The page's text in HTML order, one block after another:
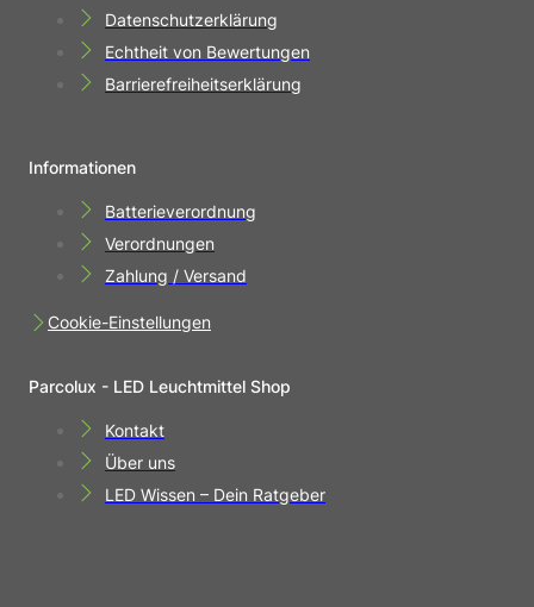
Datenschutzerklärung
Echtheit von Bewertungen
Barrierefreiheitserklärung
Informationen
Batterieverordnung
Verordnungen
Zahlung / Versand
Cookie-Einstellungen
Parcolux - LED Leuchtmittel Shop
Kontakt
Über uns
LED Wissen – Dein Ratgeber